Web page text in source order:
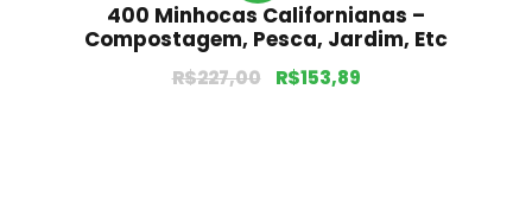
!
400 Minhocas Californianas –
Compostagem, Pesca, Jardim, Etc
R$227,00 R$153,89